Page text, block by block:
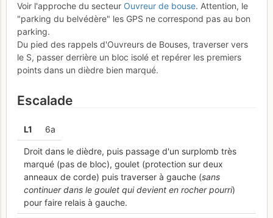
Voir l'approche du secteur Ouvreur de bouse. Attention, le
"parking du belvédère" les GPS ne correspond pas au bon
parking.
Du pied des rappels d'Ouvreurs de Bouses, traverser vers
le S, passer derrière un bloc isolé et repérer les premiers
points dans un dièdre bien marqué.
Escalade
L1 6a
Droit dans le dièdre, puis passage d'un surplomb très
marqué (pas de bloc), goulet (protection sur deux
anneaux de corde) puis traverser à gauche (sans
continuer dans le goulet qui devient en rocher pourri)
pour faire relais à gauche.